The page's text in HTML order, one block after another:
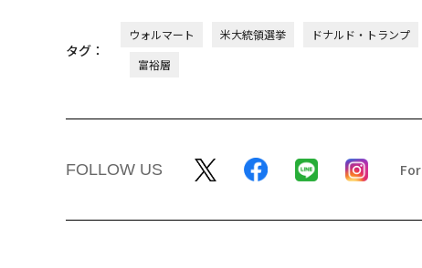
タグ：
ウォルマート 米大統領選挙 ドナルド・トランプ
富裕層
FOLLOW US